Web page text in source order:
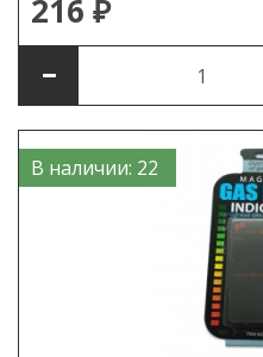
216 ₽
В наличии: 22